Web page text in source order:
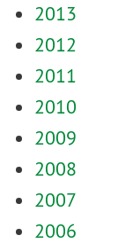
2013
2012
2011
2010
2009
2008
2007
2006